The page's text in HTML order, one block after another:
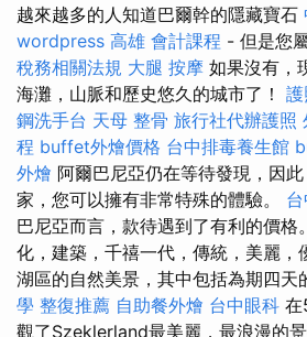
越來越多的人知道巴爾幹的隱藏寶石
wordpress 高雄 會計課程 - 但是您
稅務相關法規 大腿 按摩 如果沒有，
海灘，山脈和歷史悠久的城市了！
鋼洗手台 天母 整骨 旅行社代辦護照
程 buffet外燴價格 台中排毒養生館
外燴 阿爾巴尼亞仍在等待發現，因
家，您可以擁有非常特殊的體驗。
巴尼亞而言，款待遇到了有利的價格
化，建築，千禧一代，傳統，美麗，
湖區的自然美景，其中包括為期四天
學 整復推薦 自助餐外燴 台中眼科 在
觀了Szeklerland最美麗，最浪漫的